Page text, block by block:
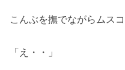
こんぶを撫でながらムス
「え・・」